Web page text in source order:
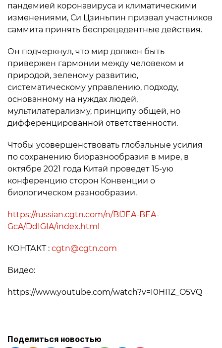
пандемией коронавируса и климатическими
изменениями, Си Цзиньпин призвал участников
саммита принять беспрецедентные действия.
Он подчеркнул, что мир должен быть
привержен гармонии между человеком и
природой, зеленому развитию,
систематическому управлению, подходу,
основанному на нуждах людей,
мультилатерализму, принципу общей, но
дифференцированной ответственности.
Чтобы усовершенствовать глобальные усилия
по сохранению биоразнообразия в мире, в
октябре 2021 года Китай проведет 15-ую
конференцию сторон Конвенции о
биологическом разнообразии.
https://russian.cgtn.com/n/BfJEA-BEA-
GcA/DdIGIA/index.html
КОНТАКТ : cgtn@cgtn.com
Видео:
https://www.youtube.com/watch?v=I0HI1Z_O5VQ
Поделиться новостью